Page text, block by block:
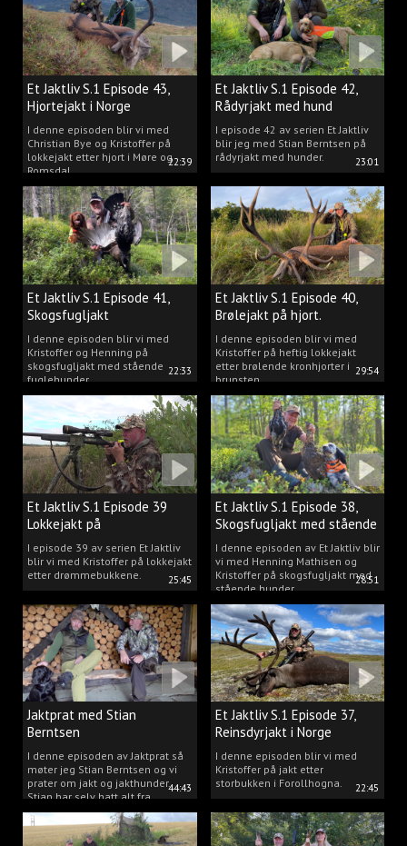
22:39
Et Jaktliv S.1 Episode 43,
Hjortejakt i Norge
I denne episoden blir vi med
Christian Bye og Kristoffer på
lokkejakt etter hjort i Møre og
Romsdal.
23:01
Et Jaktliv S.1 Episode 42,
Rådyrjakt med hund
I episode 42 av serien Et Jaktliv
blir jeg med Stian Berntsen på
rådyrjakt med hunder.
22:33
Et Jaktliv S.1 Episode 41,
Skogsfugljakt
I denne episoden blir vi med
Kristoffer og Henning på
skogsfugljakt med stående
fuglehunder.
29:54
Et Jaktliv S.1 Episode 40,
Brølejakt på hjort.
I denne episoden blir vi med
Kristoffer på heftig lokkejakt
etter brølende kronhjorter i
brunsten.
25:45
Et Jaktliv S.1 Episode 39
Lokkejakt på
drømmebukkene
I episode 39 av serien Et Jaktliv
blir vi med Kristoffer på lokkejakt
etter drømmebukkene.
28:51
Et Jaktliv S.1 Episode 38,
Skogsfugljakt med stående
hunder.
I denne episoden av Et Jaktliv blir
vi med Henning Mathisen og
Kristoffer på skogsfugljakt med
stående hunder.
44:43
Jaktprat med Stian
Berntsen
I denne episoden av Jaktprat så
møter jeg Stian Berntsen og vi
prater om jakt og jakthunder.
Stian har selv hatt alt fra
støvere, til elghunder,
rådyrhunder, spetser, apportører
og stående fuglehunder.
22:45
Et Jaktliv S.1 Episode 37,
Reinsdyrjakt i Norge
I denne episoden blir vi med
Kristoffer på jakt etter
storbukken i Forollhogna.